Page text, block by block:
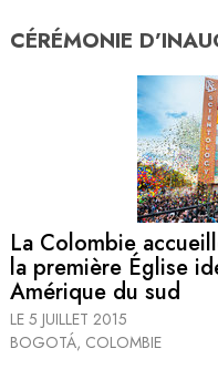
CÉRÉMONIE D’
La Colombie
la première Église
Amérique du sud
LE 5 JUILLET 2015
BOGOTÁ, COLOMBIE